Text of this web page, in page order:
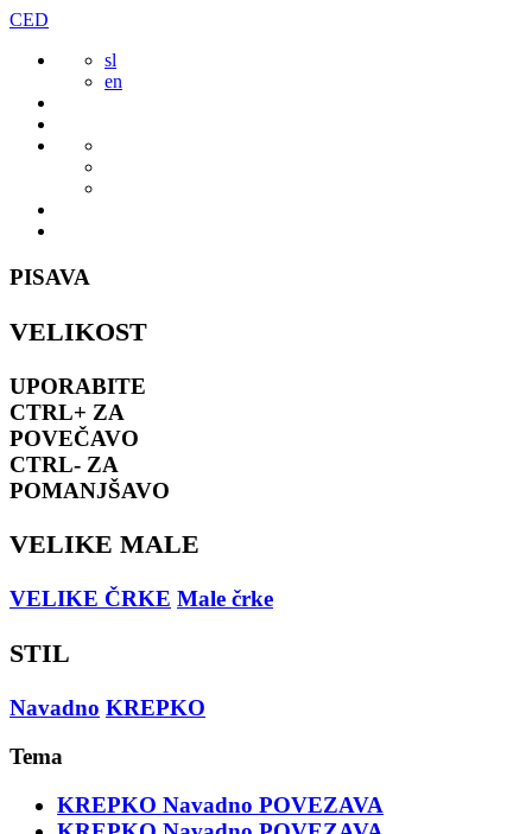
Preskoči
vsebine
CED
sl
en
PISAVA
VELIKOST
UPORABITE
CTRL+ ZA
POVEČAVO
CTRL- ZA
POMANJŠAVO
VELIKE MALE
VELIKE ČRKE Male črke
STIL
Navadno KREPKO
Tema
KREPKO Navadno POVEZAVA